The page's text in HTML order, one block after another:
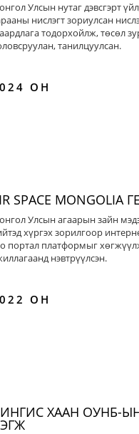
Улсын нутаг дэвсгэрт
нислэгт зориулсан
тодорхойлж, төсөл
танилцуулсан.
ОН
SPACE MONGOLIA
Улсын агаарын зайн
хүргэх зорилгоор
портал платформыг
нэвтрүүлсэн.
ОН
ХААН ОУНБ-